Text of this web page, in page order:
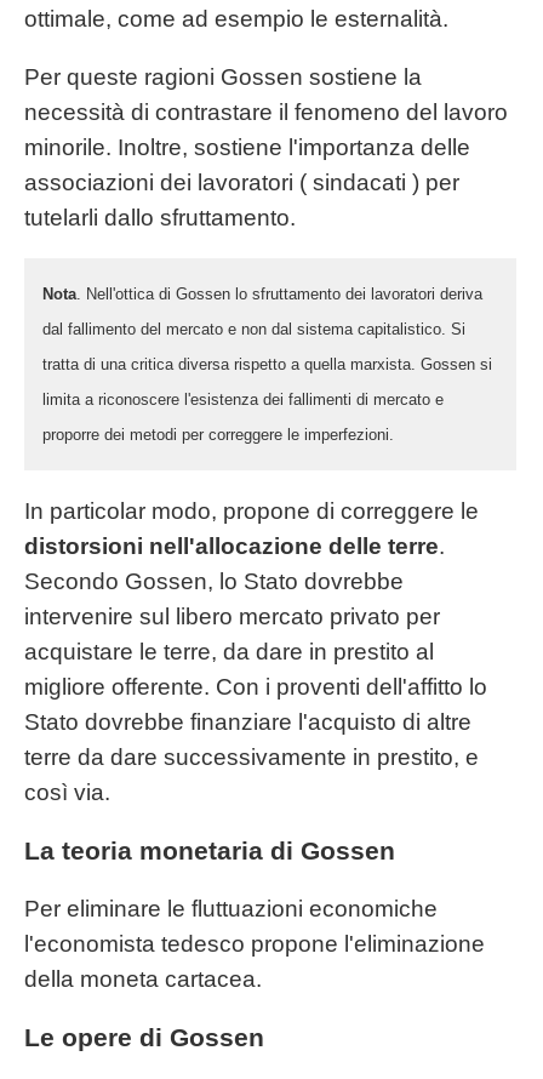
ottimale, come ad esempio le esternalità.
Per queste ragioni Gossen sostiene la
necessità di contrastare il fenomeno del lavoro
minorile. Inoltre, sostiene l'importanza delle
associazioni dei lavoratori ( sindacati ) per
tutelarli dallo sfruttamento.
Nota . Nell'ottica di Gossen lo sfruttamento dei lavoratori deriva
dal fallimento del mercato e non dal sistema capitalistico. Si
tratta di una critica diversa rispetto a quella marxista. Gossen si
limita a riconoscere l'esistenza dei fallimenti di mercato e
proporre dei metodi per correggere le imperfezioni.
In particolar modo, propone di correggere le
distorsioni nell'allocazione delle terre.
Secondo Gossen, lo Stato dovrebbe
intervenire sul libero mercato privato per
acquistare le terre, da dare in prestito al
migliore offerente. Con i proventi dell'affitto lo
Stato dovrebbe finanziare l'acquisto di altre
terre da dare successivamente in prestito, e
così via.
La teoria monetaria di Gossen
Per eliminare le fluttuazioni economiche
l'economista tedesco propone l'eliminazione
della moneta cartacea.
Le opere di Gossen